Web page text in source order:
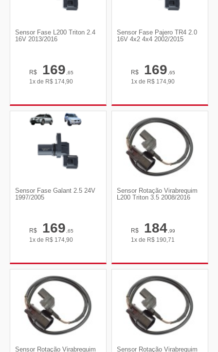
Sensor Fase L200 Triton 2.4
16V 2013/2016
R$ 169,65
1x de R$ 174,90
Sensor Fase Pajero TR4 2.0
16V 4x2 4x4 2002/2015
R$ 169,65
1x de R$ 174,90
Sensor Fase Galant 2.5 24V
1997/2005
R$ 169,65
1x de R$ 174,90
Sensor Rotação Virabrequim
L200 Triton 3.5 2008/2016
R$ 184,99
1x de R$ 190,71
Sensor Rotação Virabrequim Sensor Rotação Virabrequim